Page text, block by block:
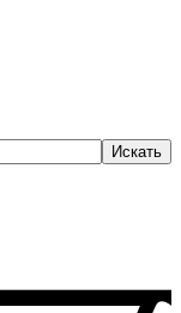
Искать